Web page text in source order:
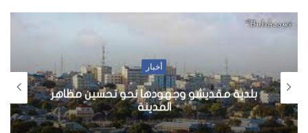
أخبار
الصومال يحافظ على زخم الإصلاح المالي
لتحقيق أهداف النمو على المدى الطويل